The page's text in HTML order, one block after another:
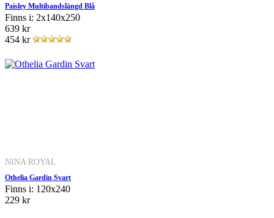
Paisley Multibandslängd Blå
Finns i: 2x140x250
639 kr
454 kr
NINA ROYAL
Othelia Gardin Svart
Finns i: 120x240
229 kr